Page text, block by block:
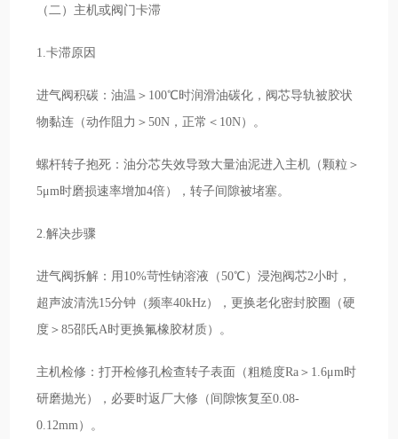
（二）主机或阀门卡滞
1.卡滞原因
进气阀积碳：油温＞100℃时润滑油碳化，阀芯导轨被胶状
物黏连（动作阻力＞50N，正常＜10N）。
螺杆转子抱死：油分芯失效导致大量油泥进入主机（颗粒＞
5μm时磨损速率增加4倍），转子间隙被堵塞。
2.解决步骤
进气阀拆解：用10%苛性钠溶液（50℃）浸泡阀芯2小时，
超声波清洗15分钟（频率40kHz），更换老化密封胶圈（硬
度＞85邵氏A时更换氟橡胶材质）。
主机检修：打开检修孔检查转子表面（粗糙度Ra＞1.6μm时
研磨抛光），必要时返厂大修（间隙恢复至0.08-
0.12mm）。